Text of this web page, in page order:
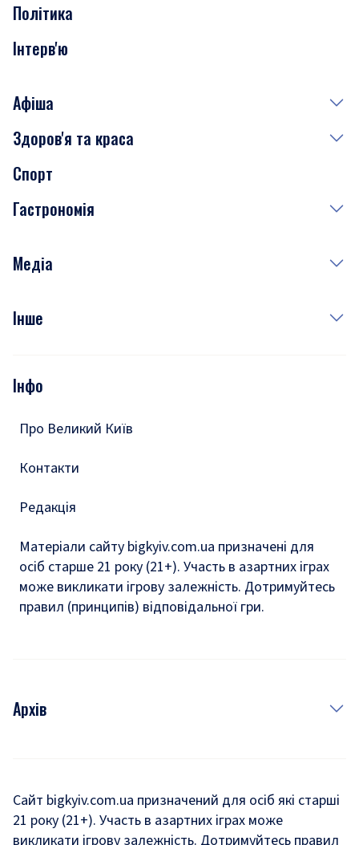
Політика
Інтерв'ю
Афіша
Сьогодні
Завтра
Субота
Здоров'я та краса
Медицина
Краса
Спорт
Гастрономія
Рецепти
Медіа
Фото
Подкасти
Інше
Тести
Інфо
Про Великий Київ
Контакти
Редакція
Матеріали сайту bigkyiv.com.ua призначені для
осіб старше 21 року (21+). Участь в азартних іграх
може викликати ігрову залежність. Дотримуйтесь
правил (принципів) відповідальної гри.
Архів
Комуналка
Сайт bigkyiv.com.ua призначений для осіб які старші
21 року (21+). Участь в азартних іграх може
викликати ігрову залежність. Дотримуйтесь правил